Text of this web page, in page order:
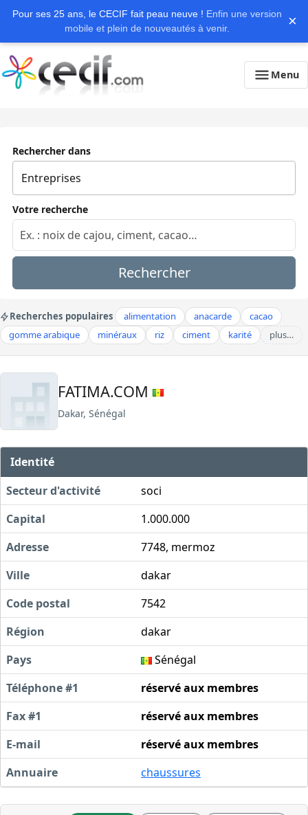
Pour ses 25 ans, le CECIF fait peau neuve ! Enfin une version
mobile et plein de nouveautés à venir.
×
Menu
Rechercher dans
Votre recherche
Rechercher
Recherches populaires alimentation anacarde
cacao
gomme arabique
minéraux riz ciment karité plus…
FATIMA.COM
Dakar, Sénégal
Identité
Secteur d'activité
soci
Capital
1.000.000
Adresse
7748, mermoz
Ville
dakar
Code postal
7542
Région
dakar
Pays
Sénégal
Téléphone #1
réservé aux membres
Fax #1
réservé aux membres
E-mail
réservé aux membres
Annuaire
chaussures